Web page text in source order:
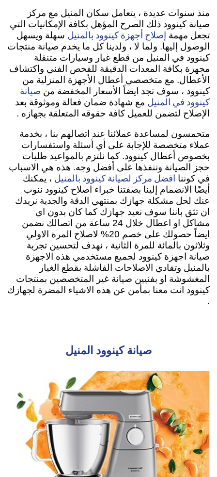
منذ سنوات عديدة ، يتعامل سكان المنيل مع مركز
صيانة كينوود ذلك الصرح المؤهل بكافة الإمكانيات التي
تجعل مهمة إصلاح أجهزة كينوود بالمنيل سهلة ويسهل
الوصول إليها. ولما لا ، ولدينا كل ما يخدم صيانة منتجات
كينوود في المنيل من قطع غيار وسيارات متنقلة
مجهزة بكافة المعدات الدقيقة للفحص الفني واكتشاف
الأعطال. مع متخصصي أعطال الأجهزة المنزلية من
كينوود ، سوف تجد ايضاً الأسعار المخفضة من صيانة
كينوود في المنيل مع شهادة ضمان فعالة وموثوقة بعد
الإصلاح لتضمن للعميل كافة حقوقه المتعلقة بجهازه .
متحمسون لمساعدة عملائنا عند اتصالهم بنا ، بخدمة
عملاء متخصصة للإجابة على أي أسئلة واستفسارات
بخصوص أعطال كينوود. كما نلتزم بالمواعيد طلبات
حجز الصيانة وننفذها على أفضل وجه. هذه هي الاسباب
في كوننا افضل مركز لصيانة كينوود بالمنيل ، يمكنك
أيضًا الانضمام إلينا بصفتنا خبراء اصلاح كينوود ننوب
عنك لحل مشكلة جهازك بمنتهي الدقة والجدية نريدك
ان تثق باننا سوف نعيد جهازك كما كان بدون اي
مشاكل او اعطال خلال 24 ساعة من اتصالك نضمن
ايضاً حصولك على خصم 20% لاصلاح المرة الاولي
وثلاثون بالمائة للمرة الثانية ، نهدف لتحسين تجربة
صيانة اجهزة كينوود لجميع مستخدمي هذه الاجهزة
بالمنيل وتفادي الاصلاحات الفاشلة بقطع الغيار
المغشوشة او بفنيين صيانة غير المتخصصين بمنتجات
كينوود انت معنا بمأمن عن هذه الاشياء المضرة لجهازك
.
صيانة كينوود المنيل